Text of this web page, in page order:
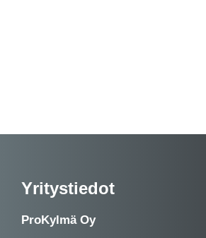
Yritystiedot
ProKylmä Oy